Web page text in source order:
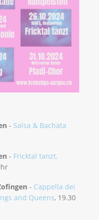
- Salsa & Bachata
- Fricktal tanzt,
- Cappella dei
and Queens, 19.30